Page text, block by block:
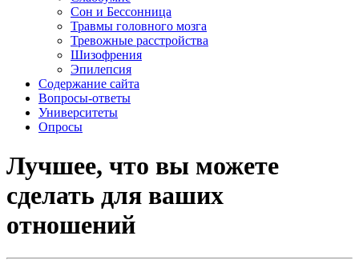
Сон и Бессонница
Травмы головного мозга
Тревожные расстройства
Шизофрения
Эпилепсия
Содержание сайта
Вопросы-ответы
Университеты
Опросы
Лучшее, что вы можете
сделать для ваших
отношений